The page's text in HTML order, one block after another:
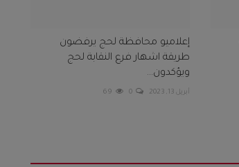
إعلاميو محافظة لحج يرفضون
طريقة اشهار فرع النقابة لحج
ويؤكدون...
أبريل 13, 2023 0
69